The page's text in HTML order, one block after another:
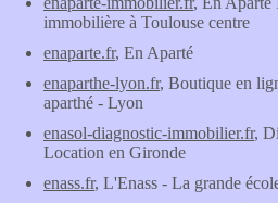
immobilière à Toulouse centre
enaparte.fr, En Aparté
enaparthe-lyon.fr, Boutique en
aparthé - Lyon
enasol-diagnostic-immobilier.fr,
Location en Gironde
enass.fr, L'Enass - La grande